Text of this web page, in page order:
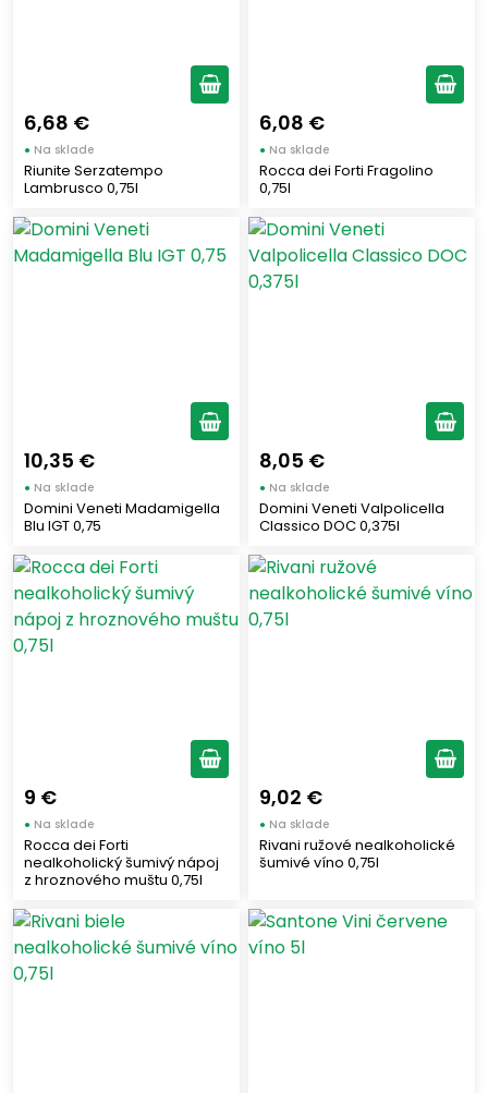
6,68 €
● Na sklade
Riunite Serzatempo
Lambrusco 0,75l
6,08 €
● Na sklade
Rocca dei Forti Fragolino
0,75l
10,35 €
● Na sklade
Domini Veneti Madamigella
Blu IGT 0,75
8,05 €
● Na sklade
Domini Veneti Valpolicella
Classico DOC 0,375l
9 €
● Na sklade
Rocca dei Forti
nealkoholický šumivý nápoj
z hroznového muštu 0,75l
9,02 €
● Na sklade
Rivani ružové nealkoholické
šumivé víno 0,75l